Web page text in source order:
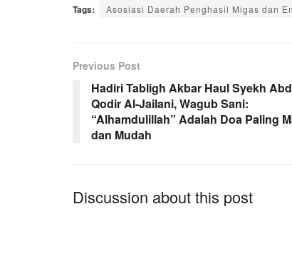
Tags: Asosiasi Daerah Penghasil Migas dan
Previous Post
Hadiri Tabligh Akbar Haul Syekh
Qodir Al-Jailani, Wagub Sani:
“Alhamdulillah” Adalah Doa Paling
dan Mudah
Discussion about this post